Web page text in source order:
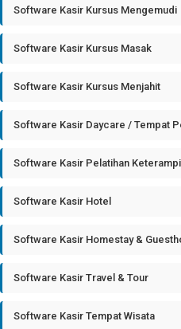
Software Kasir Kursus Mengemudi
Software Kasir Kursus Masak
Software Kasir Kursus Menjahit
Software Kasir Daycare / Tempat
Software Kasir Pelatihan
Software Kasir Hotel
Software Kasir Homestay &
Software Kasir Travel & Tour
Software Kasir Tempat Wisata